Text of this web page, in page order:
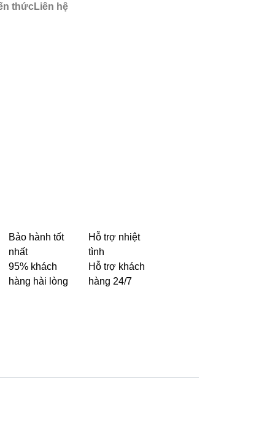
thứcLiên hệ
Bảo hành tốt
nhất
95% khách
hàng hài lòng
Hỗ trợ nhiệt
tình
Hỗ trợ khách
hàng 24/7